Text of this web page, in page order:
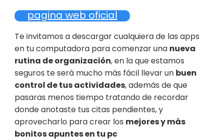
pagina web oficial
Te invitamos a descargar cualquiera de las apps
en tu computadora para comenzar una nueva
rutina de organización, en la que estamos
seguros te será mucho más fácil llevar un buen
control de tus actividades, además de que
pasaras menos tiempo tratando de recordar
donde anotaste tus citas pendientes, y
aprovecharlo para crear los mejores y más
bonitos apuntes en tu pc